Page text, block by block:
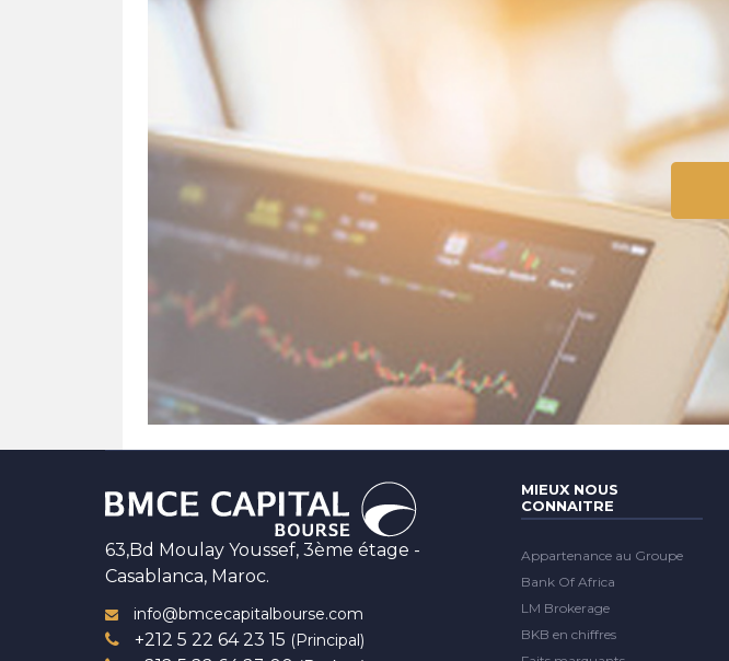
63,Bd Moulay Youssef, 3ème étage -
Casablanca, Maroc.
info@bmcecapitalbourse.com
+212 5 22 64 23 15 (Principal)
MIEUX NOUS
CONNAITRE
Appartenance au Groupe
Bank Of Africa
LM Brokerage
BKB en chiffres